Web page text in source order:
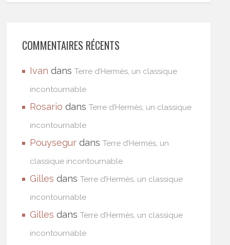
COMMENTAIRES RÉCENTS
Ivan dansTerre d’Hermès, un classique
incontournable
Rosario dansTerre d’Hermès, un classique
incontournable
Pouysegur dansTerre d’Hermès, un
classique incontournable
Gilles dansTerre d’Hermès, un classique
incontournable
Gilles dansTerre d’Hermès, un classique
incontournable